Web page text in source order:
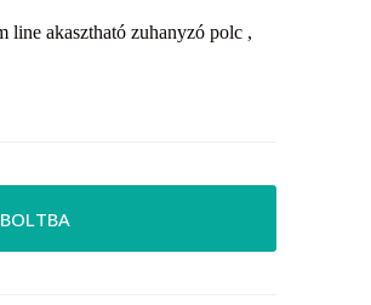
akasztható zuhanyzó polc ,
BOLTBA